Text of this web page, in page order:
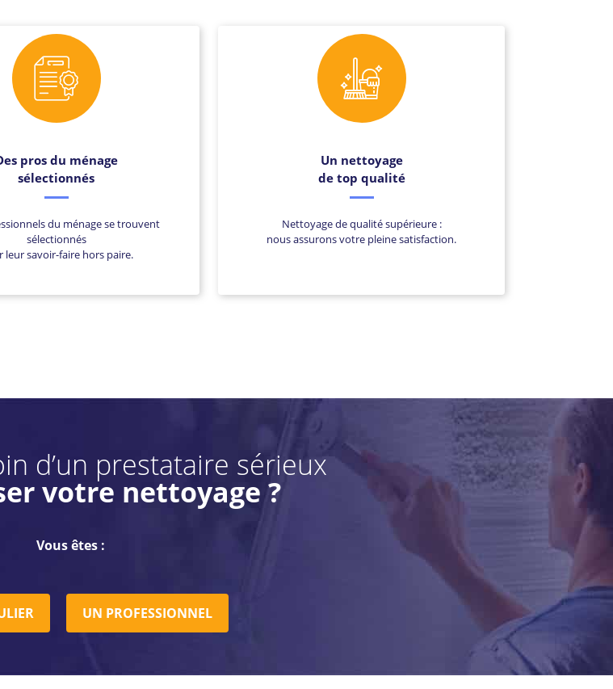
pros du ménage
sélectionnés
du ménage se trouvent
sélectionnés
leur savoir-faire hors paire.
Un nettoyage
de top qualité
Nettoyage de qualité supérieure :
nous assurons votre pleine satisfaction.
d’un prestataire sérieux
votre nettoyage ?
Vous êtes :
UN PROFESSIONNEL